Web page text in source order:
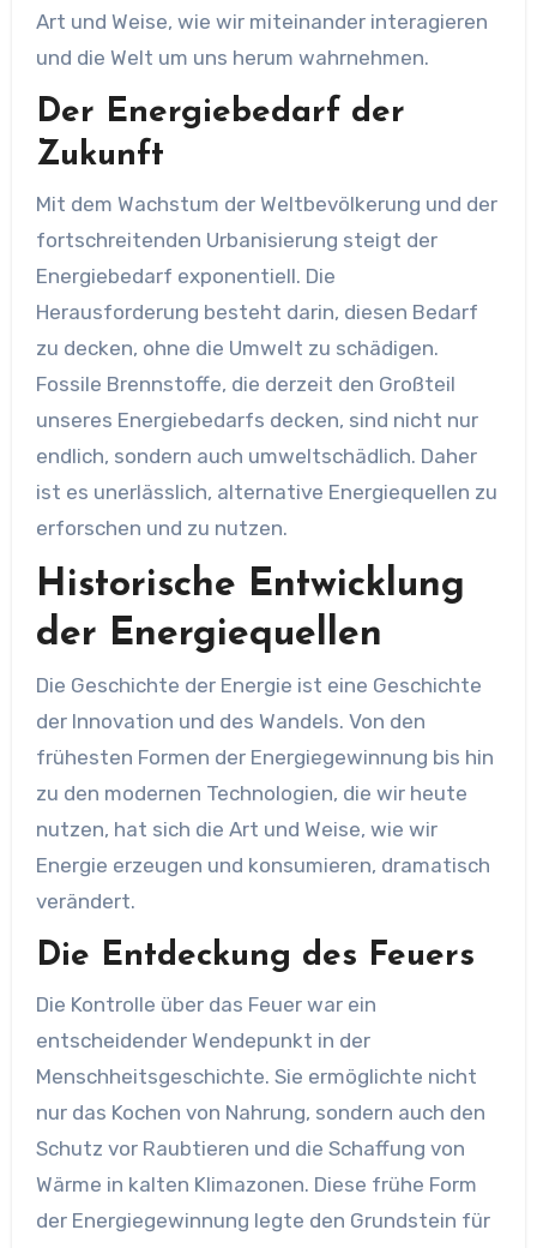
Art und Weise, wie wir miteinander interagieren
und die Welt um uns herum wahrnehmen.
Der Energiebedarf der
Zukunft
Mit dem Wachstum der Weltbevölkerung und der
fortschreitenden Urbanisierung steigt der
Energiebedarf exponentiell. Die
Herausforderung besteht darin, diesen Bedarf
zu decken, ohne die Umwelt zu schädigen.
Fossile Brennstoffe, die derzeit den Großteil
unseres Energiebedarfs decken, sind nicht nur
endlich, sondern auch umweltschädlich. Daher
ist es unerlässlich, alternative Energiequellen zu
erforschen und zu nutzen.
Historische Entwicklung
der Energiequellen
Die Geschichte der Energie ist eine Geschichte
der Innovation und des Wandels. Von den
frühesten Formen der Energiegewinnung bis hin
zu den modernen Technologien, die wir heute
nutzen, hat sich die Art und Weise, wie wir
Energie erzeugen und konsumieren, dramatisch
verändert.
Die Entdeckung des Feuers
Die Kontrolle über das Feuer war ein
entscheidender Wendepunkt in der
Menschheitsgeschichte. Sie ermöglichte nicht
nur das Kochen von Nahrung, sondern auch den
Schutz vor Raubtieren und die Schaffung von
Wärme in kalten Klimazonen. Diese frühe Form
der Energiegewinnung legte den Grundstein für